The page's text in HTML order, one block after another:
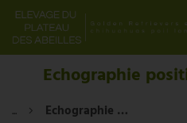
Echographie
... Echographie positive pour ALISON